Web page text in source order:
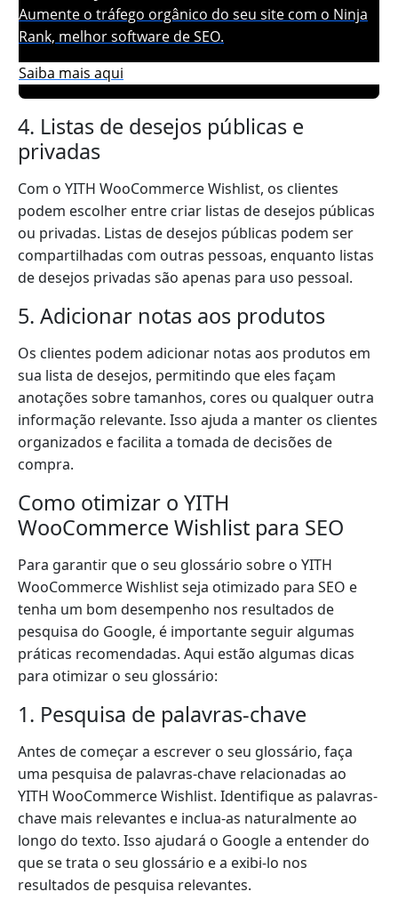
Aumente o tráfego orgânico do seu site com o Ninja
Rank, melhor software de SEO.
Saiba mais aqui
4. Listas de desejos públicas e
privadas
Com o YITH WooCommerce Wishlist, os clientes
podem escolher entre criar listas de desejos públicas
ou privadas. Listas de desejos públicas podem ser
compartilhadas com outras pessoas, enquanto listas
de desejos privadas são apenas para uso pessoal.
5. Adicionar notas aos produtos
Os clientes podem adicionar notas aos produtos em
sua lista de desejos, permitindo que eles façam
anotações sobre tamanhos, cores ou qualquer outra
informação relevante. Isso ajuda a manter os clientes
organizados e facilita a tomada de decisões de
compra.
Como otimizar o YITH
WooCommerce Wishlist para SEO
Para garantir que o seu glossário sobre o YITH
WooCommerce Wishlist seja otimizado para SEO e
tenha um bom desempenho nos resultados de
pesquisa do Google, é importante seguir algumas
práticas recomendadas. Aqui estão algumas dicas
para otimizar o seu glossário:
1. Pesquisa de palavras-chave
Antes de começar a escrever o seu glossário, faça
uma pesquisa de palavras-chave relacionadas ao
YITH WooCommerce Wishlist. Identifique as palavras-
chave mais relevantes e inclua-as naturalmente ao
longo do texto. Isso ajudará o Google a entender do
que se trata o seu glossário e a exibi-lo nos
resultados de pesquisa relevantes.